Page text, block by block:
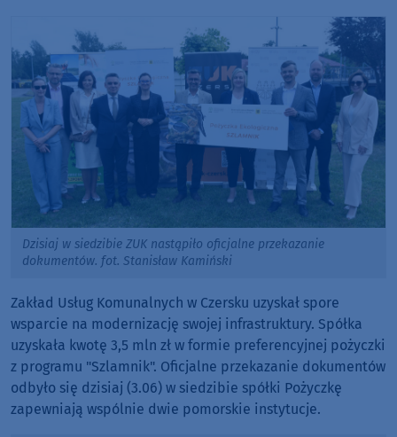
Dzisiaj w siedzibie ZUK nastąpiło oficjalne przekazanie
dokumentów. fot. Stanisław Kamiński
Zakład Usług Komunalnych w Czersku uzyskał spore
wsparcie na modernizację swojej infrastruktury. Spółka
uzyskała kwotę 3,5 mln zł w formie preferencyjnej pożyczki
z programu "Szlamnik". Oficjalne przekazanie dokumentów
odbyło się dzisiaj (3.06) w siedzibie spółki Pożyczkę
zapewniają wspólnie dwie pomorskie instytucje.